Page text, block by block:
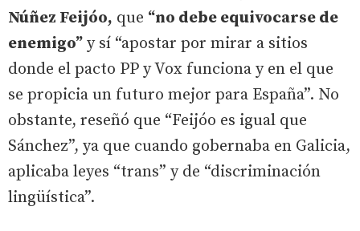
Núñez Feijóo, que “no debe equivocarse de
enemigo” y sí “apostar por mirar a sitios
donde el pacto PP y Vox funciona y en el que
se propicia un futuro mejor para España”. No
obstante, reseñó que “Feijóo es igual que
Sánchez”, ya que cuando gobernaba en Galicia,
aplicaba leyes “trans” y de “discriminación
lingüística”.